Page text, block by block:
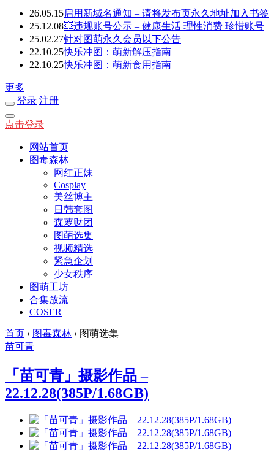
26.05.15启用新域名通知 – 请将发布页永久地址加入书签
25.12.08💥违规账号公示 – 健康生活 理性消费 珍惜账号
25.02.27针对图萌永久会员以下公告
22.10.25快乐冲图：萌新解压指南
22.10.25快乐冲图：萌新食用指南
更多
登录 注册
点击登录
网站首页
图毒森林
网红正妹
Cosplay
美丝博主
日韩套图
森萝财团
图萌选集
视频精选
紧急企划
少女秩序
图萌工坊
合集放流
COSER
首页 › 图毒森林 › 图萌选集
苗可青
「苗可青」摄影作品 –
22.12.28(385P/1.68GB)